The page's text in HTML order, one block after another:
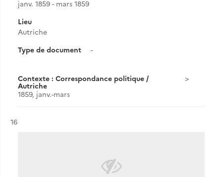
janv. 1859 - mars 1859
Lieu
Autriche
Type de document
-
Contexte : Correspondance politique /
Autriche
1859, janv.-mars
Résultat n°
16